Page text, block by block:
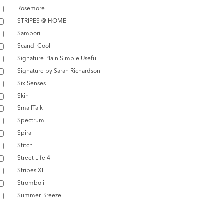
Rosemore
STRIPES @ HOME
Sambori
Scandi Cool
Signature Plain Simple Useful
Signature by Sarah Richardson
Six Senses
Skin
SmallTalk
Spectrum
Spira
Stitch
Street Life 4
Stripes XL
Stromboli
Summer Breeze